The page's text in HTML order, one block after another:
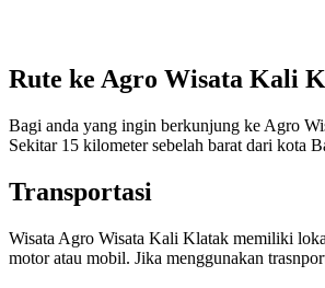
Rute ke Agro Wisata Kali
Bagi anda yang ingin berkunjung ke Agro
Sekitar 15 kilometer sebelah barat dari kota
Transportasi
Wisata Agro Wisata Kali Klatak memiliki
motor atau mobil. Jika menggunakan